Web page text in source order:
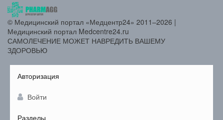
© Медицинский портал «Медцентр24» 2011–2026 |
Медицинский портал Medcentre24.ru
САМОЛЕЧЕНИЕ МОЖЕТ НАВРЕДИТЬ ВАШЕМУ
ЗДОРОВЬЮ
Авторизация
Войти
Разделы